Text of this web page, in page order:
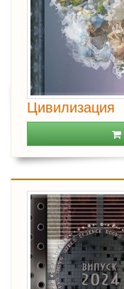
Цивилизация